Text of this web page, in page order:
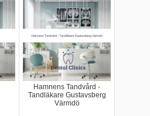
Hamnens Tandvård -
Tandläkare Gustavsberg
Värmdö